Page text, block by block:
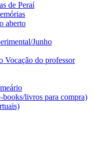
de Peraí
aberto
Junho
Vocação do professor
books/livros para compra)